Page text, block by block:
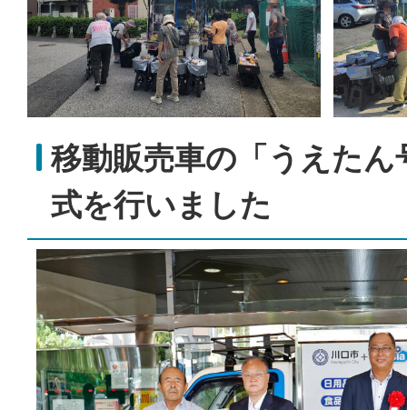
移動販売車の「うえたん
式を行いました